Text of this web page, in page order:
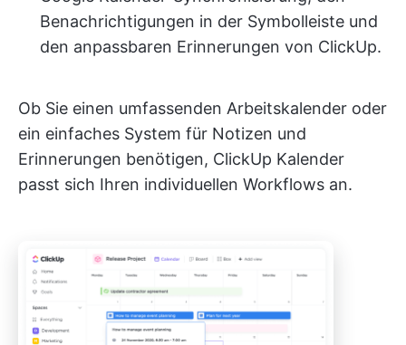
Benachrichtigungen in der Symbolleiste und
den anpassbaren Erinnerungen von ClickUp.
Ob Sie einen umfassenden Arbeitskalender oder
ein einfaches System für Notizen und
Erinnerungen benötigen, ClickUp Kalender
passt sich Ihren individuellen Workflows an.